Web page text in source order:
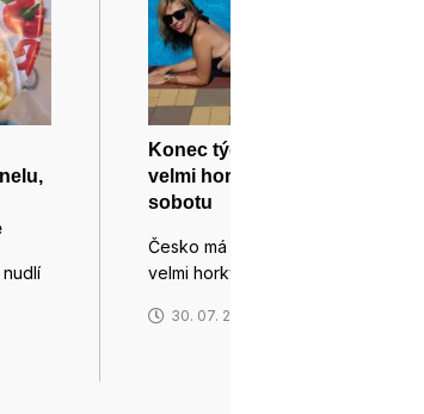
Konec týdne bude v Česku
velmi horký, zaprší hlavně v
sobotu
Česko má před sebou několik
velmi horkých dnů. Zejména ve…
30. 07. 2026